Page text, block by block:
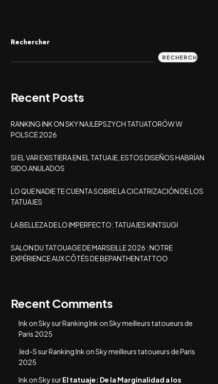
Rechercher
RECHERCHER
Recent Posts
RANKING INK ON SKY NAJLEPSZYCH TATUATORÓW W
POLSCE 2026
SI EL VAR EXISTIERA EN EL TATUAJE, ESTOS DISEÑOS HABRÍAN
SIDO ANULADOS
LO QUE NADIE TE CUENTA SOBRE LA CICATRIZACIÓN DE LOS
TATUAJES
LA BELLEZA DE LO IMPERFECTO: TATUAJES KINTSUGI
SALON DU TATOUAGE DE MARSEILLE 2026 : NOTRE
EXPÉRIENCE AUX CÔTÉS DE BEPANTHENTATTOO
Recent Comments
Ink on SkysurRanking Ink on Sky meilleurs tatoueurs de
Paris 2025
Jed-SsurRanking Ink on Sky meilleurs tatoueurs de Paris
2025
Ink on SkysurEl tatuaje: De la Marginalidad a los